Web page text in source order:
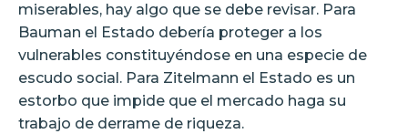
miserables, hay algo que se debe revisar. Para
Bauman el Estado debería proteger a los
vulnerables constituyéndose en una especie de
escudo social. Para Zitelmann el Estado es un
estorbo que impide que el mercado haga su
trabajo de derrame de riqueza.